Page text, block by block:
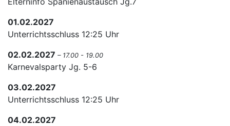
01.02.2027
Unterrichtsschluss 12:25 Uhr
02.02.2027 – 17.00 - 19.00
Karnevalsparty Jg. 5-6
03.02.2027
Unterrichtsschluss 12:25 Uhr
04.02.2027